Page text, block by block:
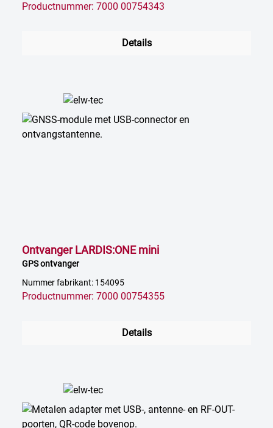
Productnummer: 7000 00754343
Details
Ontvanger LARDIS:ONE mini
GPS ontvanger
Nummer fabrikant: 154095
Productnummer: 7000 00754355
Details